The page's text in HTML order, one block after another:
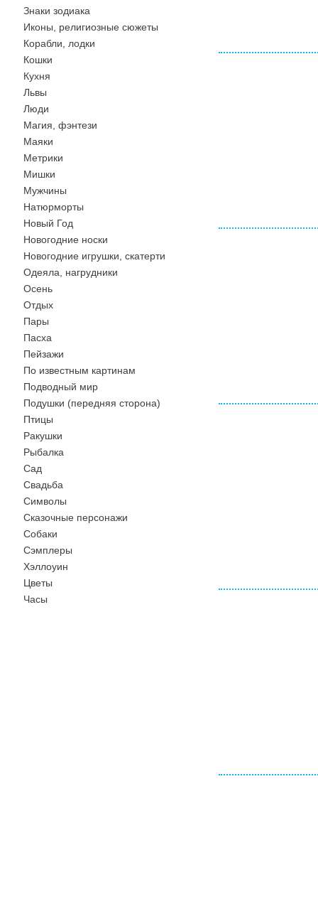
Знаки зодиака
Иконы, религиозные сюжеты
Корабли, лодки
Кошки
Кухня
Львы
Люди
Магия, фэнтези
Маяки
Метрики
Мишки
Мужчины
Натюрморты
Новый Год
Новогодние носки
Новогодние игрушки, скатерти
Одеяла, нагрудники
Осень
Отдых
Пары
Пасха
Пейзажи
По известным картинам
Подводный мир
Подушки (передняя сторона)
Птицы
Ракушки
Рыбалка
Сад
Свадьба
Символы
Сказочные персонажи
Собаки
Сэмплеры
Хэллоуин
Цветы
Часы